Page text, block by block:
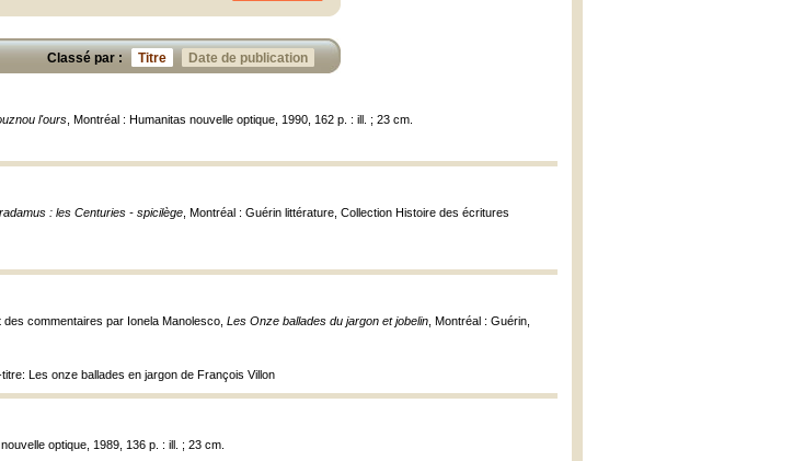
Classé par : Titre Date de publication
l'ours , Montréal : Humanitas nouvelle optique, 1990, 162 p. : ill. ; 23 cm.
: les Centuries - spicilège , Montréal : Guérin littérature, Collection Histoire des écritures
commentaires par Ionela Manolesco, Les Onze ballades du jargon et jobelin , Montréal : Guérin,
Les onze ballades en jargon de François Villon
optique, 1989, 136 p. : ill. ; 23 cm.